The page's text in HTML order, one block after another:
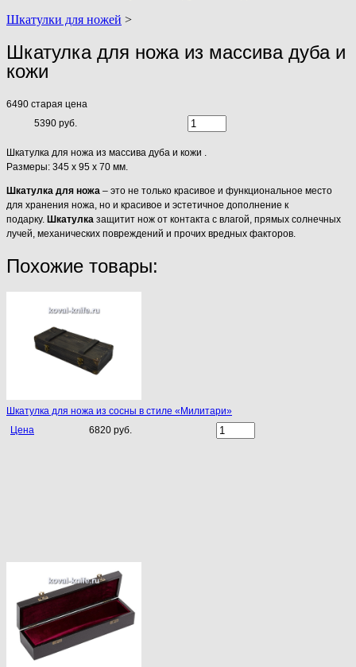
Шкатулки для ножей >
Шкатулка для ножа из массива дуба и
кожи
6490 старая цена
5390 руб.
Шкатулка для ножа из массива дуба и кожи .
Размеры: 345 x 95 x 70 мм.
Шкатулка для ножа – это не только красивое и функциональное место
для хранения ножа, но и красивое и эстетичное дополнение к
подарку. Шкатулка защитит нож от контакта с влагой, прямых солнечных
лучей, механических повреждений и прочих вредных факторов.
Похожие товары:
Шкатулка для ножа из сосны в стиле «Милитари»
Цена
6820 руб.